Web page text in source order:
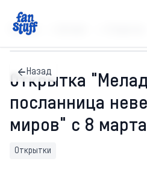
Главная
Назад
Открытка
посланница
миров" с 8
Открытки